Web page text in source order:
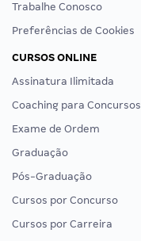
Trabalhe Conosco
Preferências de Cookies
CURSOS ONLINE
Assinatura Ilimitada
Coaching para Concursos
Exame de Ordem
Graduação
Pós-Graduação
Cursos por Concurso
Cursos por Carreira